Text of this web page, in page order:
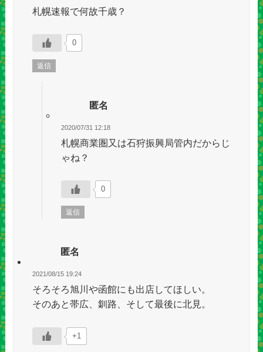
札幌速報で何故千歳？
0
返信
匿名
2020/07/31 12:18
札幌商業圏又は石狩振興局管内だからじ
ゃね？
0
返信
匿名
2021/08/15 19:24
そろそろ旭川や函館にも出店してほしい。
そのあと帯広、釧路、そして最後に北見。
+1